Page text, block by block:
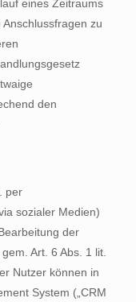
eines Zeitraums
zu
den
per
sozialer Medien)
der
Art. 6 Abs. 1 lit.
Nutzer können in
System („CRM